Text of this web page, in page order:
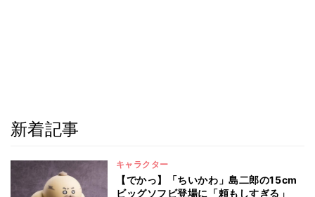
新着記事
キャラクター
【でかっ】「ちいかわ」島二郎の15cm
ビッグソフビ登場に「頼もしすぎる」